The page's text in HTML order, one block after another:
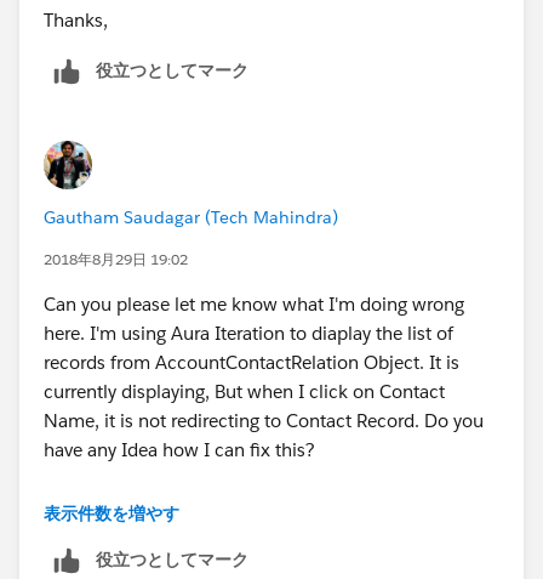
Thanks,
役立つとしてマーク
Gautham Saudagar (Tech Mahindra)
2018年8月29日 19:02
Can you please let me know what I'm doing wrong
here. I'm using Aura Iteration to diaplay the list of
records from AccountContactRelation Object. It is
currently displaying, But when I click on Contact
Name, it is not redirecting to Contact Record. Do you
have any Idea how I can fix this?
<tbody>
<aura:iteration items="{!v.data}"
表示件数を増やす
役立つとしてマーク